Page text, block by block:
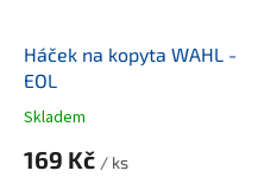
Háček na kopyta WAHL -
EOL
Skladem
169 Kč / ks